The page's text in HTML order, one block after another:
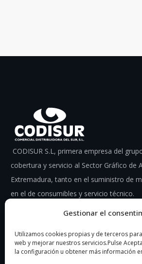
Gestionar el
Utilizamos cookies propias y de terceros
web y mejorar nuestros servicios.Pulse
la configuración u obtener más información
CODISUR S.L, primera empresa del
cobertura y servicio al Sector Gráfico de
Extremadura, tanto en el suministro de
en el de consumibles y servicio técnico.